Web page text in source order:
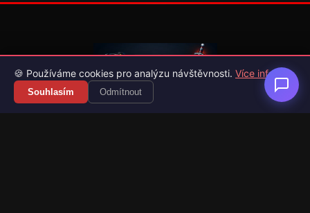
Váš průvodce světem videoher. Novinky, recenze a česko-
slovenské překlady her.
🍪 Používáme cookies pro analýzu návštěvnosti. Více info
Souhlasím Odmítnout